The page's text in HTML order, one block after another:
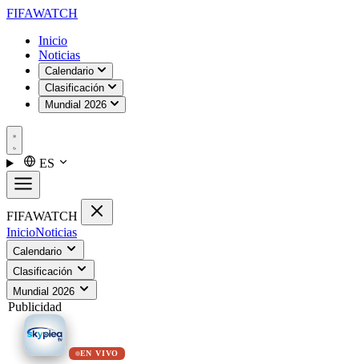
FIFAWATCH
Inicio
Noticias
Calendario
Clasificación
Mundial 2026
ES
FIFAWATCH
InicioNoticias
Calendario
Clasificación
Mundial 2026
Publicidad
EN VIVO